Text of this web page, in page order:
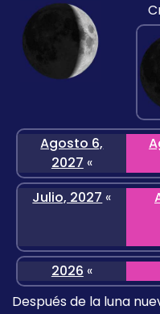
Agosto 6,
2027 «
Julio, 2027 «
2026 «
Después de la luna